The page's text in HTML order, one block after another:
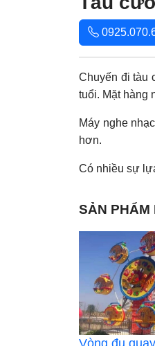
Chuyến đi tàu
tuổi. Mặt hàng
Máy nghe
hơn.
Có nhiều sự
SẢN PHẨM